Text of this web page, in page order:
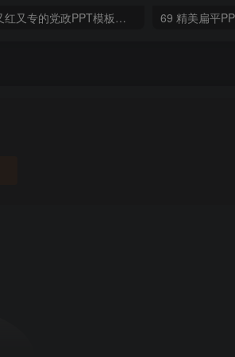
70 又红又专的党政PPT模板【300套】